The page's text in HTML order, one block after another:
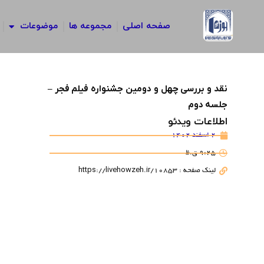
صفحه اصلی مجموعه ها موضوعات
نقد و بررسی چهل و دومین جشنواره فیلم فجر –
جلسه دوم
اطلاعات ویدئو
2 اسفند 1402
9:25 ق.ظ
لینک صفحه : https://livehowzeh.ir/10853